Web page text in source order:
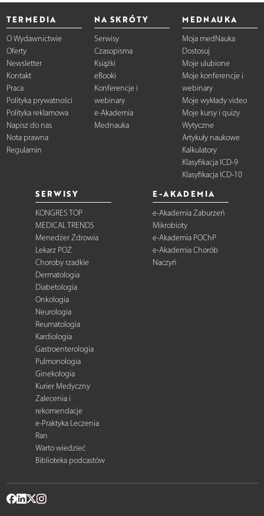
TERMEDIA
O Wydawnictwie
Oferty
Newsletter
Kontakt
Praca
Polityka prywatności
Polityka reklamowa
Napisz do nas
Nota prawna
Regulamin
NA SKRÓTY
Serwisy
Czasopisma
Książki
eBooki
Konferencje i
webinary
e-Akademia
Mednauka
MEDNAUKA
Moja medNauka
Dostosuj
Moje ulubione
Moje konferencje i
webinary
Moje wykłady video
Moje kursy i quizy
Wytyczne
Artykuły naukowe
Kalkulatory
Klasyfikacja ICD-9
Klasyfikacja ICD-10
SERWISY
KONGRES TOP
MEDICAL TRENDS
Menedżer Zdrowia
Lekarz POZ
Choroby rzadkie
Dermatologia
Diabetologia
Onkologia
Neurologia
Reumatologia
Kardiologia
Gastroenterologia
Pulmonologia
Ginekologia
Kurier Medyczny
Zalecenia i
rekomendacje
e-Praktyka Leczenia
Ran
Warto wiedzieć
Biblioteka podcastów
E-AKADEMIA
e-Akademia Zaburzeń
Mikrobioty
e-Akademia POChP
e-Akademia Chorób
Naczyń